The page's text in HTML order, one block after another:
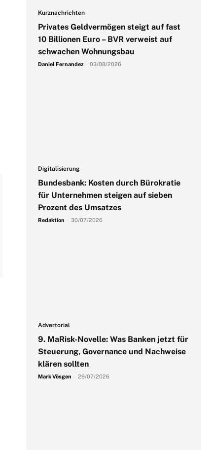
Kurznachrichten
Privates Geldvermögen steigt auf fast
10 Billionen Euro – BVR verweist auf
schwachen Wohnungsbau
Daniel Fernandez 03/08/2026
Digitalisierung
Bundesbank: Kosten durch Bürokratie
für Unternehmen steigen auf sieben
Prozent des Umsatzes
Redaktion 30/07/2026
Advertorial
9. MaRisk-Novelle: Was Banken jetzt für
Steuerung, Governance und Nachweise
klären sollten
Mark Vösgen 29/07/2026